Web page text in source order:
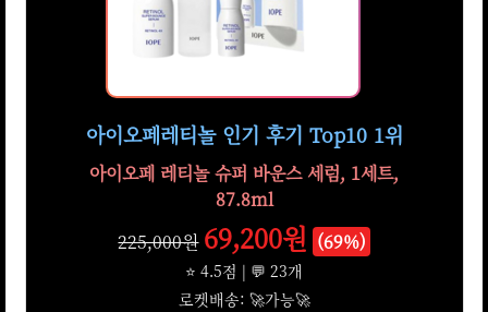
아이오페레티놀 인기 후기 Top10 1위
아이오페 레티놀 슈퍼 바운스 세럼, 1세트,
87.8ml
225,000원 69,200원 (69%)
⭐ 4.5점 | 💬 23개
로켓배송: 🚀가능🚀